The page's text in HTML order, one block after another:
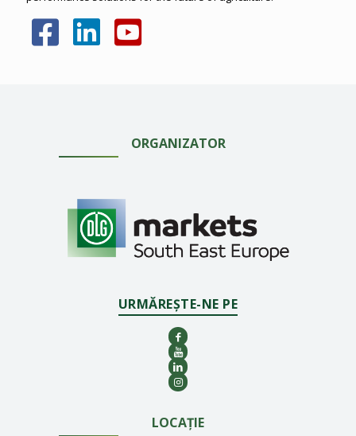
ORGANIZATOR
URMĂREȘTE-NE PE
LOCAȚIE